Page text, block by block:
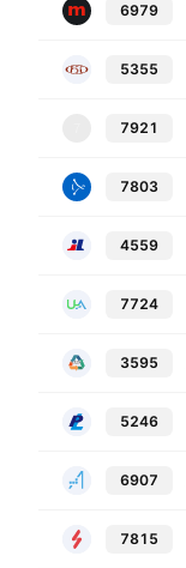
6979
5355
7921
7803
4559
7724
3595
5246
6907
7815